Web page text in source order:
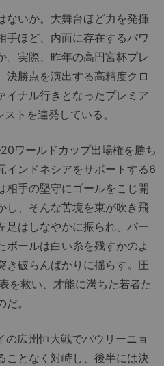
いか。大舞台ほど力を発揮
手ほど、内面に存在するパワ
。実際、昨年の高円宮杯プレ
決勝点を演出する高精度クロ
イナル行きとなったプレミア
トを連発している。
ワールドカップ出場権を勝ち
インドネシアをサポートする6
相手の堅守にゴールをこじ開
し、そんな苦境を東が吹き飛
足はしなやかに振られ、パー
ボールは白い糸を残すかのよ
き破らんばかりに揺らす。圧
を救い、才能に満ちた若者た
。
広州恒大戦でパウリーニョ
ことなく対峙し、後半には決